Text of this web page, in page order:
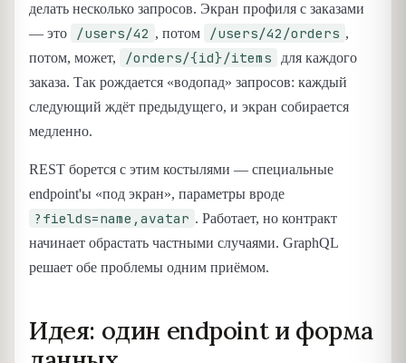
делать несколько запросов. Экран профиля с заказами
— это
/users/42 , потом /users/42/orders ,
потом, может,
/orders/{id}/items
для каждого
заказа. Так рождается «водопад» запросов: каждый
следующий ждёт предыдущего, и экран собирается
медленно.
REST борется с этим костылями — специальные
endpoint'ы «под экран», параметры вроде
?fields=name,avatar . Работает, но контракт
начинает обрастать частными случаями. GraphQL
решает обе проблемы одним приёмом.
Идея: один endpoint и форма